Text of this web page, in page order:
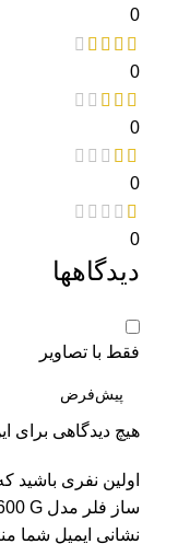
0
0
0
0
0
دیدگاهها
فقط با تصاویر
هیچ دیدگاهی
اولین نفری باشید
ساز فلر مدل FELLER TS 600 G”
نشانی ایمیل شما